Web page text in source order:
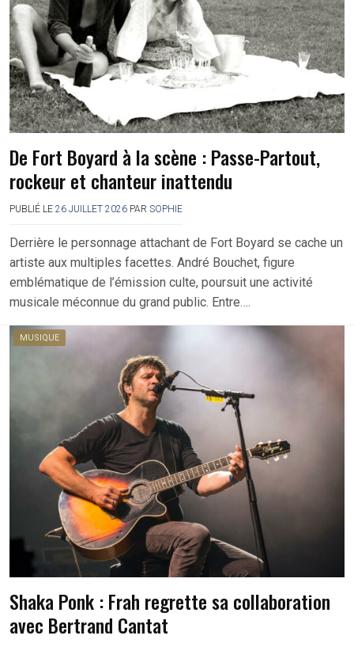
De Fort Boyard à la scène : Passe-Partout,
rockeur et chanteur inattendu
PUBLIÉ LE 26 JUILLET 2026 PAR SOPHIE
Derrière le personnage attachant de Fort Boyard se cache un
artiste aux multiples facettes. André Bouchet, figure
emblématique de l’émission culte, poursuit une activité
musicale méconnue du grand public. Entre….
MUSIQUE
Shaka Ponk : Frah regrette sa collaboration
avec Bertrand Cantat